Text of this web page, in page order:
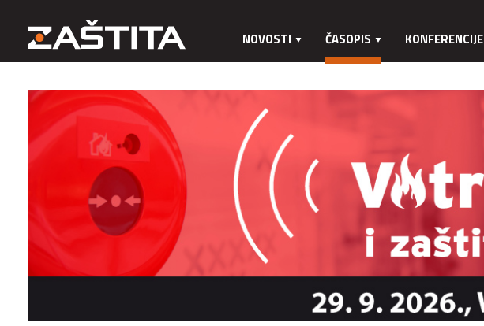
NOVOSTI ČASOPIS KONFERENCIJE